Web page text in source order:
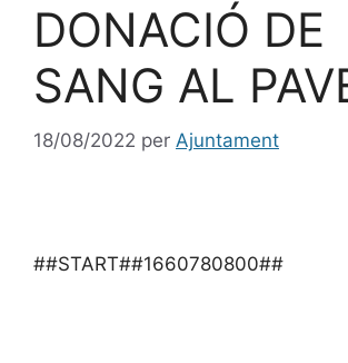
DONACIÓ DE
SANG AL
18/08/2022 per Ajuntament
##START##1660780800##